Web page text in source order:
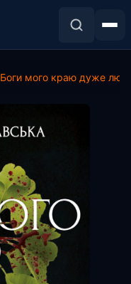
Боги мого краю дуже